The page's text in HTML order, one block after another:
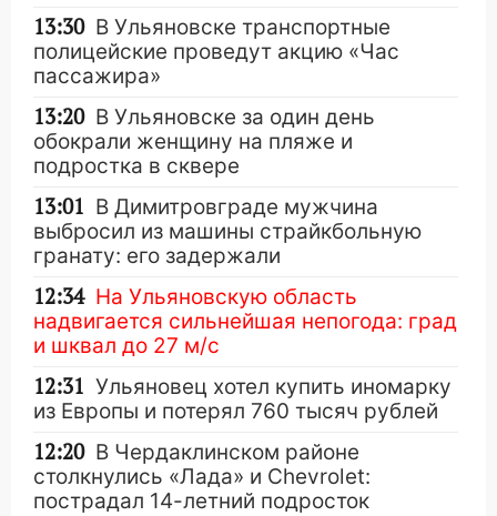
13:30 В Ульяновске транспортные
полицейские проведут акцию «Час
пассажира»
13:20 В Ульяновске за один день
обокрали женщину на пляже и
подростка в сквере
13:01 В Димитровграде мужчина
выбросил из машины страйкбольную
гранату: его задержали
12:34 На Ульяновскую область
надвигается сильнейшая непогода: град
и шквал до 27 м/с
12:31 Ульяновец хотел купить иномарку
из Европы и потерял 760 тысяч рублей
12:20 В Чердаклинском районе
столкнулись «Лада» и Chevrolet:
пострадал 14-летний подросток